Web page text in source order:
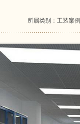
所属类别： 工装案例